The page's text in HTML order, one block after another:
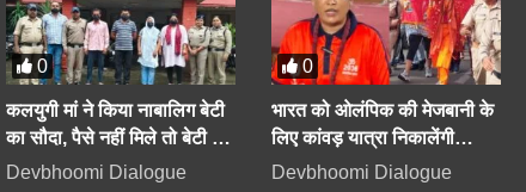
0
कलयुगी मां ने किया नाबालिग बेटी
का सौदा, पैसे नहीं मिले तो बेटी के
अपहरण का झूठा मुकदमा दर्ज
Devbhoomi Dialogue
0
भारत को ओलंपिक की मेजबानी के
लिए कांवड़ यात्रा निकालेंगी
उत्तराखंड की मंत्री रेखा आर्या
Devbhoomi Dialogue